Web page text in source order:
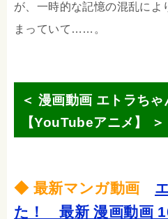
が、一時的な記憶の混乱によ
まっていて……。
＜ 漫画動画 エトラち
【YouTubeアニメ】 ＞
◆ 最新マンガ動画
た！ 最新 漫画動画